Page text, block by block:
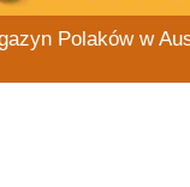
Polaków w